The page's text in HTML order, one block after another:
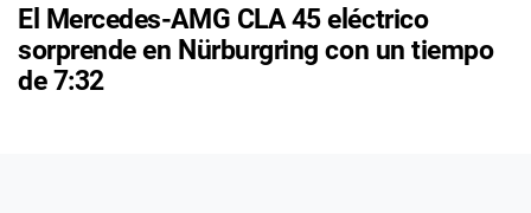
El Mercedes-AMG CLA 45 eléctrico
sorprende en Nürburgring con un tiempo
de 7:32